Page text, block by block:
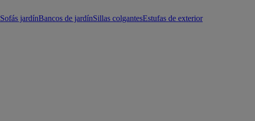
Sofás jardínBancos de jardínSillas colgantesEstufas de exterior